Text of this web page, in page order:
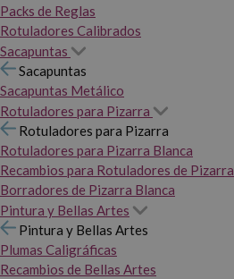
Packs de Reglas
Rotuladores Calibrados
Sacapuntas
Sacapuntas
Sacapuntas Metálico
Rotuladores para Pizarra
Rotuladores para Pizarra
Rotuladores para Pizarra Blanca
Recambios para Rotuladores de Pizarra
Borradores de Pizarra Blanca
Pintura y Bellas Artes
Pintura y Bellas Artes
Plumas Caligráficas
Recambios de Bellas Artes